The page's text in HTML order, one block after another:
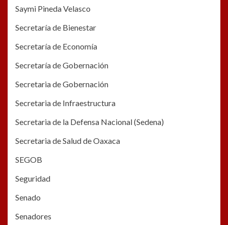
Saymi Pineda Velasco
Secretaría de Bienestar
Secretaría de Economía
Secretaría de Gobernación
Secretaria de Gobernación
Secretaria de Infraestructura
Secretaria de la Defensa Nacional (Sedena)
Secretaria de Salud de Oaxaca
SEGOB
Seguridad
Senado
Senadores